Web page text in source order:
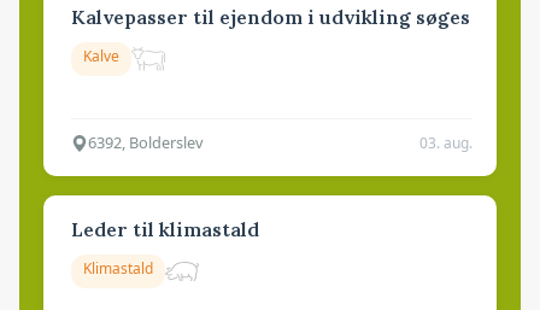
Kalvepasser til ejendom i udvikling søges
Kalve
6392, Bolderslev 03. aug.
Leder til klimastald
Klimastald